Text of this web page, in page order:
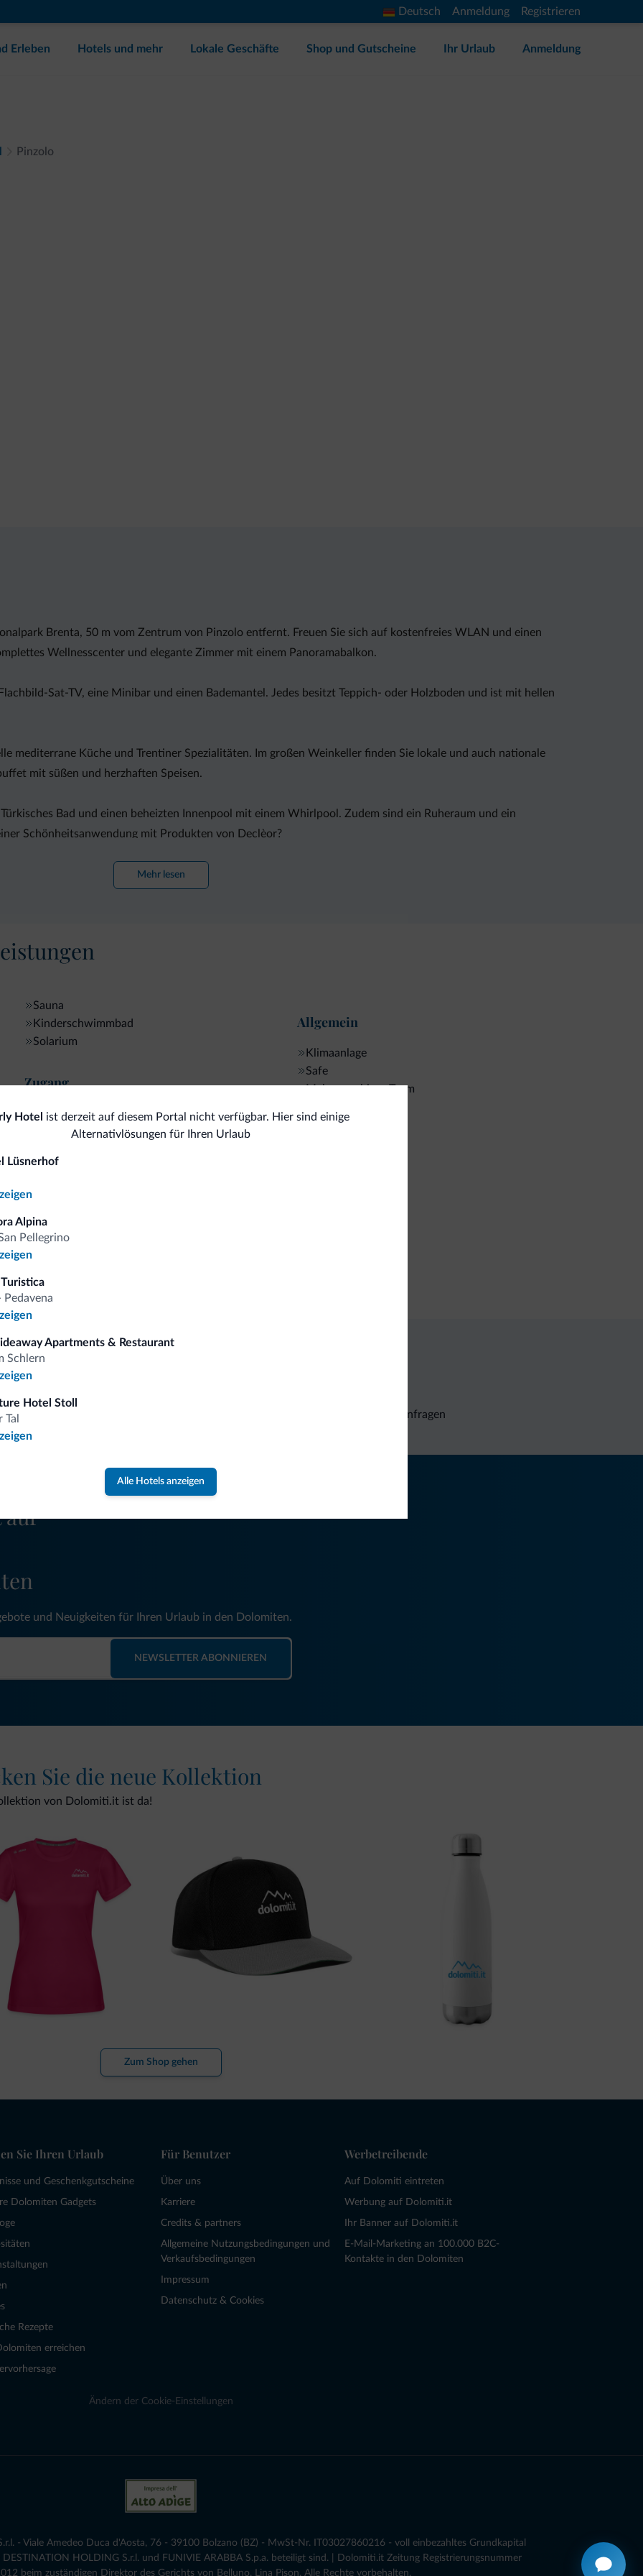
Deutsch Anmeldung Registrieren
Erleben Hotels und mehr Lokale Geschäfte Shop und Gutscheine Ihr Urlaub Anmeldung
Pinzolo
Brenta, 50 m vom Zentrum von Pinzolo entfernt. Freuen Sie sich auf kostenfreies WLAN und einen
Wellnesscenter und elegante Zimmer mit einem Panoramabalkon.
Sat-TV, eine Minibar und einen Bademantel. Jedes besitzt Teppich- oder Holzboden und ist mit hellen
mediterrane Küche und Trentiner Spezialitäten. Im großen Weinkeller finden Sie lokale und auch nationale
mit süßen und herzhaften Speisen.
Bad und einen beheizten Innenpool mit einem Whirlpool. Zudem sind ein Ruheraum und ein
Schönheitsanwendung mit Produkten von Declèor?
Sabion entfernt. Die Mitarbeiter verkaufen Ihnen Skipässe und organisieren für Sie im Winter und Sommer
Mehr lesen
Sauna
Kinderschwimmbad
Solarium
Zugang
Behindertengerecht Struktur
Ski
Sport und Aktivitäten
Trekkingwege
Allgemein
Klimaanlage
Safe
Mehrsprachiges Team
Englisch
Hotel
ist derzeit auf diesem Portal nicht verfügbar. Hier sind einige
Alternativlösungen für Ihren Urlaub
Lüsnerhof
Alpina
Pellegrino
Turistica
Pedavena
Apartments & Restaurant
Schlern
Hotel Stoll
Tal
Alle Hotels anzeigen
Unverbindliche Anfragen
auf
und Neuigkeiten für Ihren Urlaub in den Dolomiten.
NEWSLETTER ABONNIEREN
Sie die neue Kollektion
von Dolomiti.it ist da!
Zum Shop gehen
Sie Ihren Urlaub
und Geschenkgutscheine
Dolomiten Gadgets
Rezepte
erreichen
Für Benutzer
Über uns
Karriere
Credits & partners
Allgemeine Nutzungsbedingungen und
Verkaufsbedingungen
Impressum
Datenschutz & Cookies
Werbetreibende
Auf Dolomiti eintreten
Werbung auf Dolomiti.it
Ihr Banner auf Dolomiti.it
E-Mail-Marketing an 100.000 B2C-
Kontakte in den Dolomiten
Ändern der Cookie-Einstellungen
- Viale Amedeo Duca d'Aosta, 76 - 39100 Bolzano (BZ) - MwSt-Nr. IT03027860216 - voll einbezahltes Grundkapital
HOLDING S.r.l. und FUNIVIE ARABBA S.p.a. beteiligt sind. | Dolomiti.it Zeitung Registrierungsnummer
beim zuständigen Direktor des Gerichts von Belluno, Lina Pison. Alle Rechte vorbehalten.